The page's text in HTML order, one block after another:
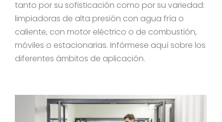
tanto por su sofisticación como por su variedad:
limpiadoras de alta presión con agua fría o
caliente, con motor eléctrico o de combustión,
móviles o estacionarias. Infórmese aquí sobre los
diferentes ámbitos de aplicación.